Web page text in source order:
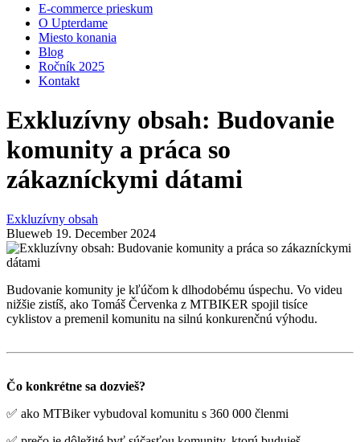
E-commerce prieskum
O Upterdame
Miesto konania
Blog
Ročník 2025
Kontakt
Exkluzívny obsah: Budovanie
komunity a práca so
zákazníckymi dátami
Exkluzívny obsah
Blueweb 19. December 2024
Budovanie komunity je kľúčom k dlhodobému úspechu. Vo videu
nižšie zistíš, ako Tomáš Červenka z MTBIKER spojil tisíce
cyklistov a premenil komunitu na silnú konkurenčnú výhodu.
Čo konkrétne sa dozvieš?
✅ ako MTBiker vybudoval komunitu s 360 000 členmi